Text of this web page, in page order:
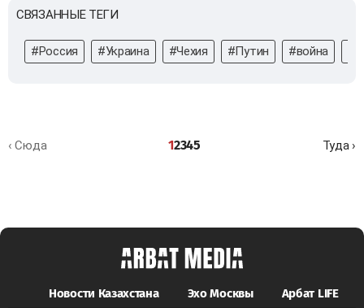
СВЯЗАННЫЕ ТЕГИ
#Россия #Украина #Чехия #Путин #война
‹ Сюда 12345 Туда ›
Новости Казахстана Эхо Москвы Арбат LIFE